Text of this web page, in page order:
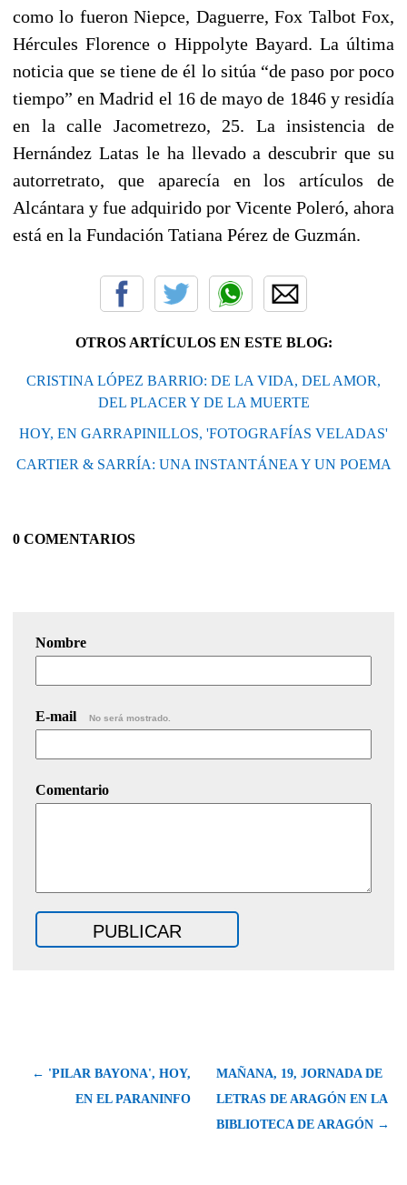
como lo fueron Niepce, Daguerre, Fox Talbot Fox,
Hércules Florence o Hippolyte Bayard. La última
noticia que se tiene de él lo sitúa “de paso por poco
tiempo” en Madrid el 16 de mayo de 1846 y residía
en la calle Jacometrezo, 25. La insistencia de
Hernández Latas le ha llevado a descubrir que su
autorretrato, que aparecía en los artículos de
Alcántara y fue adquirido por Vicente Poleró, ahora
está en la Fundación Tatiana Pérez de Guzmán.
OTROS ARTÍCULOS EN ESTE BLOG:
CRISTINA LÓPEZ BARRIO: DE LA VIDA, DEL AMOR,
DEL PLACER Y DE LA MUERTE
HOY, EN GARRAPINILLOS, 'FOTOGRAFÍAS VELADAS'
CARTIER & SARRÍA: UNA INSTANTÁNEA Y UN POEMA
0 COMENTARIOS
Nombre
E-mail No será mostrado.
Comentario
← 'PILAR BAYONA', HOY,
EN EL PARANINFO
MAÑANA, 19, JORNADA DE
LETRAS DE ARAGÓN EN LA
BIBLIOTECA DE ARAGÓN →